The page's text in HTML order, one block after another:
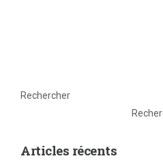
Rechercher
Articles récents